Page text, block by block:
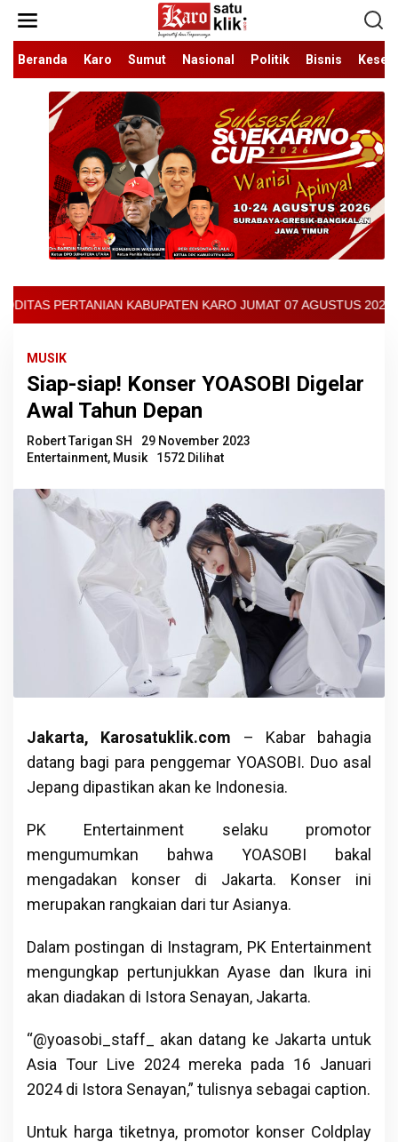
konten
Beranda
Karo Sumut Nasional Politik Bisnis
KARO JUMAT 07 AGUSTUS 2026 - ARCIS BERASTAGI
MUSIK
Siap-siap! Konser YOASOBI Digelar
Awal Tahun Depan
Robert Tarigan SH
29 November 2023
Entertainment, Musik 1572 Dilihat
Jakarta, Karosatuklik.com – Kabar bahagia
datang bagi para penggemar YOASOBI. Duo asal
Jepang dipastikan akan ke Indonesia.
PK Entertainment selaku promotor
mengumumkan bahwa YOASOBI bakal
mengadakan konser di Jakarta. Konser ini
merupakan rangkaian dari tur Asianya.
Dalam postingan di Instagram, PK Entertainment
mengungkap pertunjukkan Ayase dan Ikura ini
akan diadakan di Istora Senayan, Jakarta.
“@yoasobi_staff_ akan datang ke Jakarta untuk
Asia Tour Live 2024 mereka pada 16 Januari
2024 di Istora Senayan,” tulisnya sebagai caption.
Untuk harga tiketnya, promotor konser Coldplay